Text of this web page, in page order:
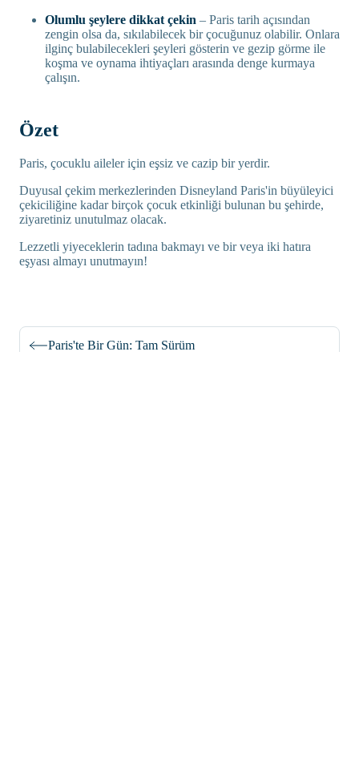
Olumlu şeylere dikkat çekin – Paris tarih açısından
zengin olsa da, sıkılabilecek bir çocuğunuz olabilir. Onlara
ilginç bulabilecekleri şeyleri gösterin ve gezip görme ile
koşma ve oynama ihtiyaçları arasında denge kurmaya
çalışın.
Özet
Paris, çocuklu aileler için eşsiz ve cazip bir yerdir.
Duyusal çekim merkezlerinden Disneyland Paris'in büyüleyici
çekiciliğine kadar birçok çocuk etkinliği bulunan bu şehirde,
ziyaretiniz unutulmaz olacak.
Lezzetli yiyeceklerin tadına bakmayı ve bir veya iki hatıra
eşyası almayı unutmayın!
Paris'te Bir Gün: Tam Sürüm